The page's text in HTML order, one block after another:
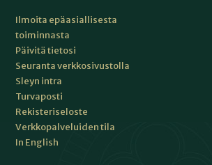
Ilmoita epäasiallisesta
toiminnasta
Päivitä tietosi
Seuranta verkkosivustolla
Sleyn intra
Turvaposti
Rekisteriseloste
Verkkopalveluiden tila
In English